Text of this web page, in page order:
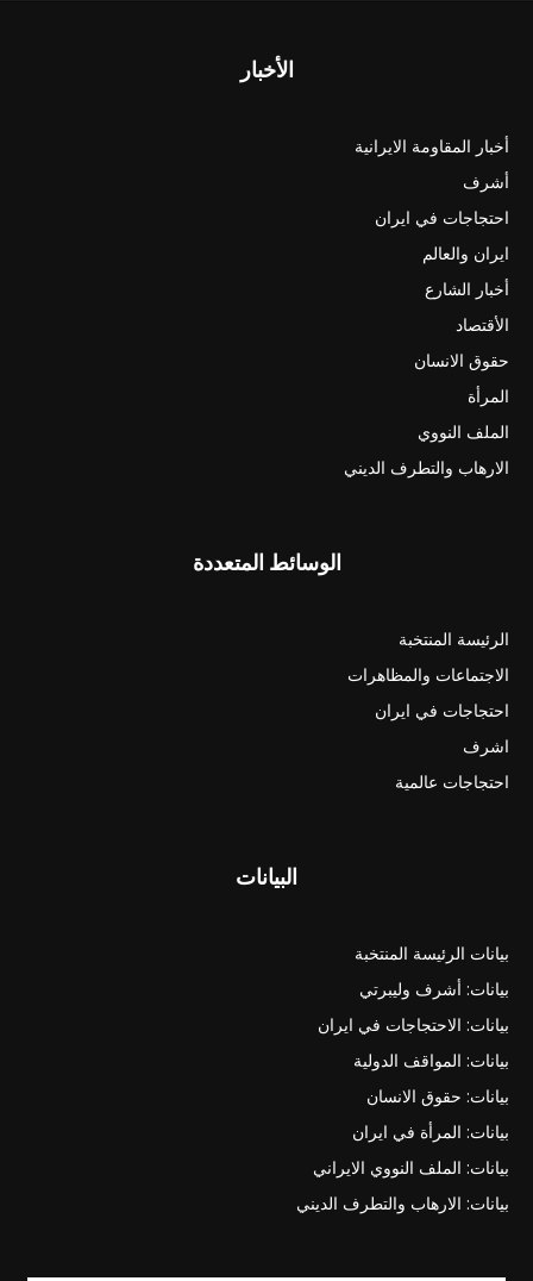
الأخبار
أخبار المقاومة الايرانية
أشرف
احتجاجات في ايران
ايران والعالم
أخبار الشارع
الأقتصاد
حقوق الانسان
المرأة
الملف النووي
الارهاب والتطرف الديني
الوسائط المتعددة
الرئيسة المنتخبة
الاجتماعات والمظاهرات
احتجاجات في ايران
اشرف
احتجاجات عالمية
البيانات
بيانات الرئيسة المنتخبة
بيانات: أشرف وليبرتي
بيانات: الاحتجاجات في ايران
بيانات: المواقف الدولية
بيانات: حقوق الانسان
بيانات: المرأة في ايران
بيانات: الملف النووي الايراني
بيانات: الارهاب والتطرف الديني